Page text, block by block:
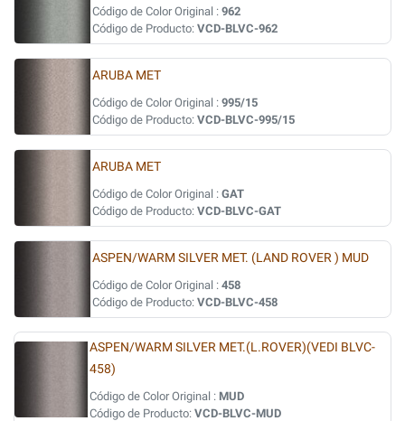
Código de Color Original : 962
Código de Producto: VCD-BLVC-962
ARUBA MET
Código de Color Original : 995/15
Código de Producto: VCD-BLVC-995/15
ARUBA MET
Código de Color Original : GAT
Código de Producto: VCD-BLVC-GAT
ASPEN/WARM SILVER MET. (LAND ROVER ) MUD
Código de Color Original : 458
Código de Producto: VCD-BLVC-458
ASPEN/WARM SILVER MET.(L.ROVER)(VEDI BLVC-
458)
Código de Color Original : MUD
Código de Producto: VCD-BLVC-MUD